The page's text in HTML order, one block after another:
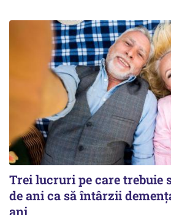
Trei lucruri pe care trebuie
de ani ca să întârzii
ani